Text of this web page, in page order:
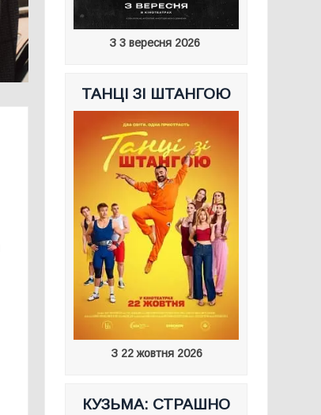
З 3 вересня 2026
ТАНЦІ ЗІ ШТАНГОЮ
З 22 жовтня 2026
КУЗЬМА: СТРАШНО